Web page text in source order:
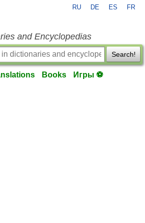
RU DE ES FR
and Encyclopedias
Search!
Books Игры ⚽